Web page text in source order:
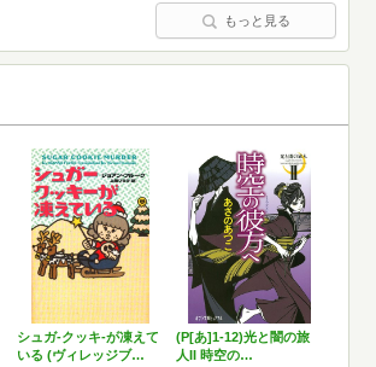
もっと見る
シュガ-クッキ-が凍えて
いる (ヴィレッジブ…
(P[あ]1-12)光と闇の旅
人II 時空の…